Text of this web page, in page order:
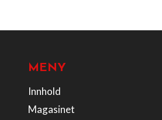
MENY
Innhold
Magasinet